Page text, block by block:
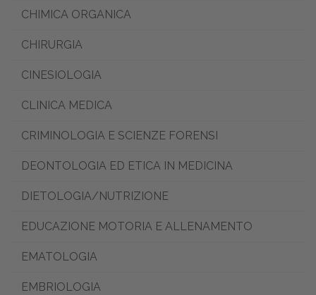
CHIMICA ORGANICA
CHIRURGIA
CINESIOLOGIA
CLINICA MEDICA
CRIMINOLOGIA E SCIENZE FORENSI
DEONTOLOGIA ED ETICA IN MEDICINA
DIETOLOGIA/NUTRIZIONE
EDUCAZIONE MOTORIA E ALLENAMENTO
EMATOLOGIA
EMBRIOLOGIA